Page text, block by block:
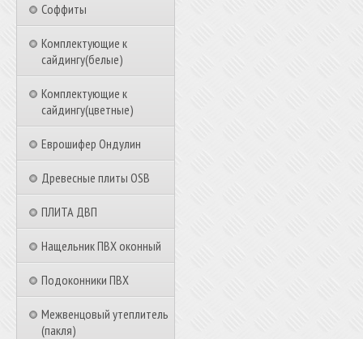
Соффиты
Комплектующие к
сайдингу(белые)
Комплектующие к
сайдингу(цветные)
Еврошифер Ондулин
Древесные плиты OSB
ПЛИТА ДВП
Нащельник ПВХ оконный
Подоконники ПВХ
Межвенцовый утеплитель
(пакля)